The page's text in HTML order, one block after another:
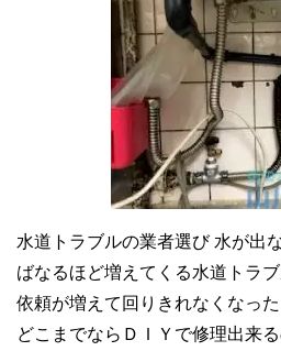
水道トラブルの業者選び 水が出
ばなるほど増えてくる水道トラ
依頼が増えて回りきれなくなっ
どこまでならＤＩＹで修理出来